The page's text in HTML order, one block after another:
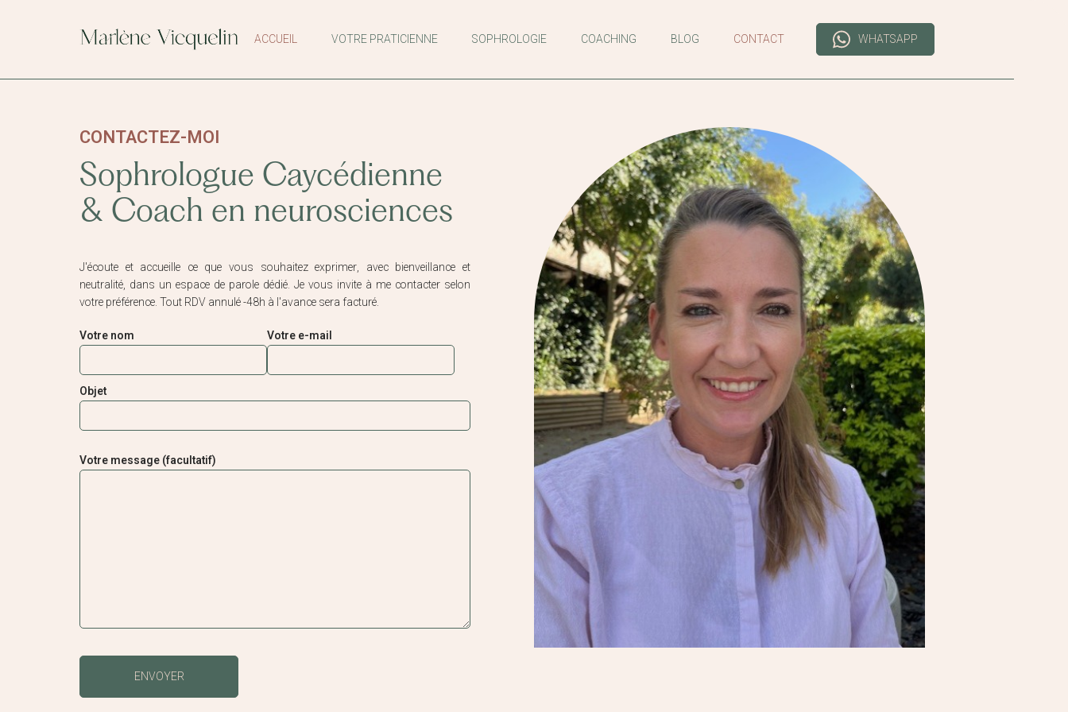
ACCUEIL VOTRE PRATICIENNE SOPHROLOGIE COACHING BLOG CONTACT WHATSAPP
CONTACTEZ-MOI
Sophrologue Caycédienne
& Coach en neurosciences
J'écoute et accueille ce que vous souhaitez exprimer, avec bienveillance et
neutralité, dans un espace de parole dédié. Je vous invite à me contacter selon
votre préférence. Tout RDV annulé -48h à l'avance sera facturé.
Votre nom
Votre e-mail
Objet
Votre message (facultatif)